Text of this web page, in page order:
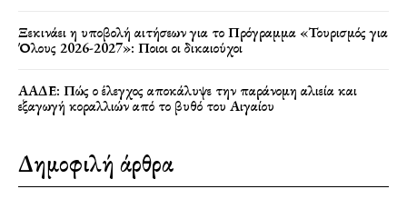
Ξεκινάει η υποβολή αιτήσεων για το Πρόγραμμα «Τουρισμός για
Όλους 2026-2027»: Ποιοι οι δικαιούχοι
ΑΑΔΕ: Πώς ο έλεγχος αποκάλυψε την παράνομη αλιεία και
εξαγωγή κοραλλιών από το βυθό του Αιγαίου
Δημοφιλή άρθρα